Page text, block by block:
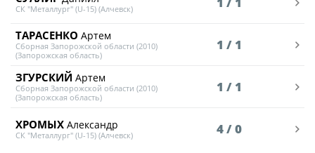
СК "Металлург" (U-15) (Алчевск)
ТАРАСЕНКО Артем
Сборная Запорожской области (2010)
(Запорожская область)
1 / 1
ЗГУРСКИЙ Артем
Сборная Запорожской области (2010)
(Запорожская область)
1 / 1
ХРОМЫХ Александр
СК "Металлург" (U-15) (Алчевск) 4 / 0